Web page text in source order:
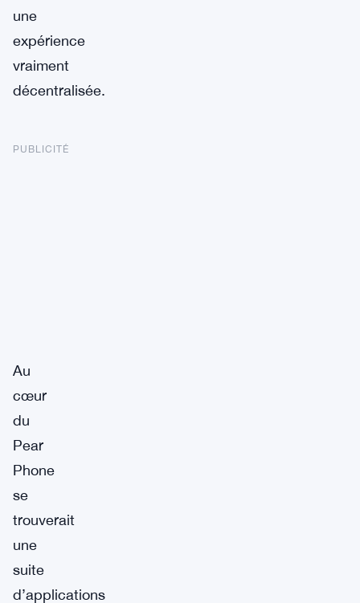
une
expérience
vraiment
décentralisée.
PUBLICITÉ
Au
cœur
du
Pear
Phone
se
trouverait
une
suite
d’applications